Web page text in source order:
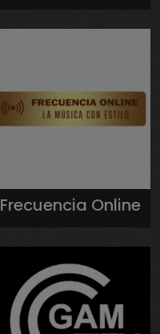
Frecuencia Online